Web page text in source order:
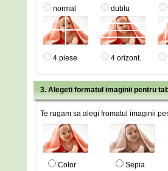
normal dublu
4 piese 4 orizont.
3. Alegeti formatul imaginii pentru
Te rugam sa alegi fromatul imaginii
Color Sepia